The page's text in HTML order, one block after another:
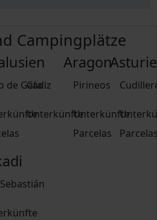
Campingplätze
de Gata
Cádiz
Unterkünfte
Aragon
Pirineos
Unterkünfte
Parcelas